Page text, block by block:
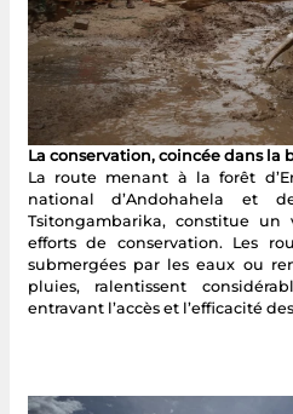
La conservation, coincée dans la
La route menant à la forêt
national d’Andohahela et
Tsitongambarika, constitue
efforts de conservation. Les
submergées par les eaux ou
pluies, ralentissent
entravant l’accès et l’efficacité